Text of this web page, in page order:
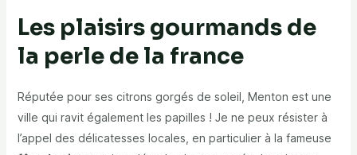
Les plaisirs gourmands de
la perle de la france
Réputée pour ses citrons gorgés de soleil, Menton est une
ville qui ravit également les papilles ! Je ne peux résister à
l’appel des délicatesses locales, en particulier à la fameuse